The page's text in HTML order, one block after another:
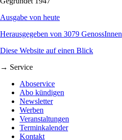
Ausgabe von heute
Herausgegeben von 3079 GenossInnen
Diese Website auf einen Blick
→ Service
Aboservice
Abo kündigen
Newsletter
Werben
Veranstaltungen
Terminkalender
Kontakt